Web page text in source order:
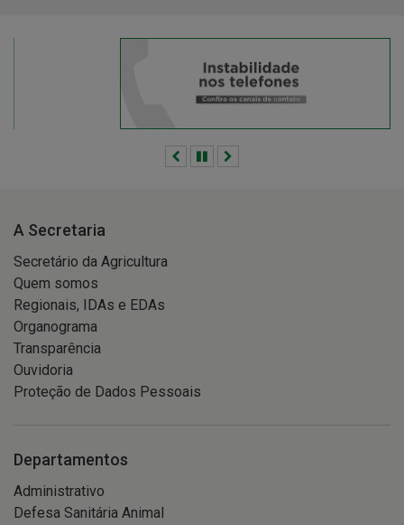
AnteriorPausar
A Secretaria
Secretário da Agricultura
Quem somos
Regionais, IDAs e EDAs
Organograma
Transparência
Ouvidoria
Proteção de Dados Pessoais
Departamentos
Administrativo
Defesa Sanitária Animal